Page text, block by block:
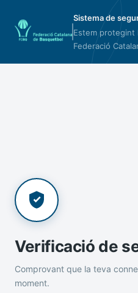
Sistema de
Estem protegint
Federació
Verificació de
Comprovant que la teva
moment.